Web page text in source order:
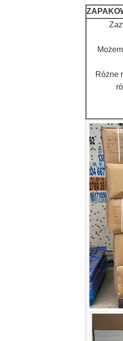
Różne